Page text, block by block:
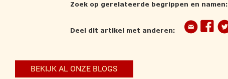
Zoek op gerelateerde begrippen en namen:
Deel dit artikel met anderen:
BEKIJK AL ONZE BLOGS